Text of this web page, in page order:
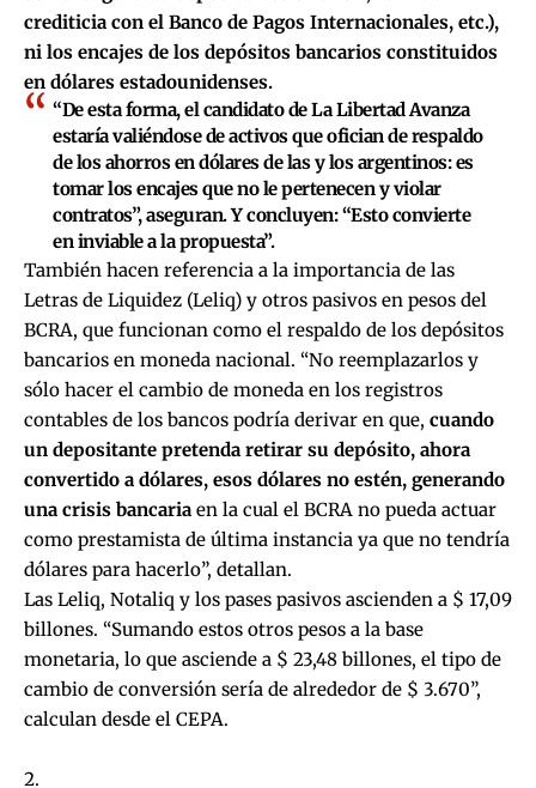
crediticia con el Banco de Pagos Internacionales, etc.),
ni los encajes de los depósitos bancarios constituidos
en dólares estadounidenses.
“De esta forma, el candidato de La Libertad Avanza
estaría valiéndose de activos que ofician de respaldo
de los ahorros en dólares de las y los argentinos: es
tomar los encajes que no le pertenecen y violar
contratos”, aseguran. Y concluyen: “Esto convierte
en inviable a la propuesta”.
También hacen referencia a la importancia de las
Letras de Liquidez (Leliq) y otros pasivos en pesos del
BCRA, que funcionan como el respaldo de los depósitos
bancarios en moneda nacional. “No reemplazarlos y
sólo hacer el cambio de moneda en los registros
contables de los bancos podría derivar en que, cuando
un depositante pretenda retirar su depósito, ahora
convertido a dólares, esos dólares no estén, generando
una crisis bancaria en la cual el BCRA no pueda actuar
como prestamista de última instancia ya que no tendría
dólares para hacerlo”, detallan.
Las Leliq, Notaliq y los pases pasivos ascienden a $ 17,09
billones. “Sumando estos otros pesos a la base
monetaria, lo que asciende a $ 23,48 billones, el tipo de
cambio de conversión sería de alrededor de $ 3.670”,
calculan desde el CEPA.